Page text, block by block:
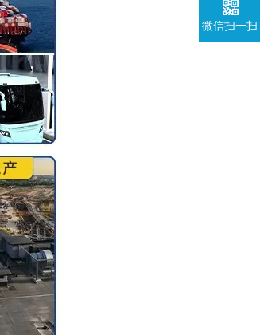
微信扫一扫